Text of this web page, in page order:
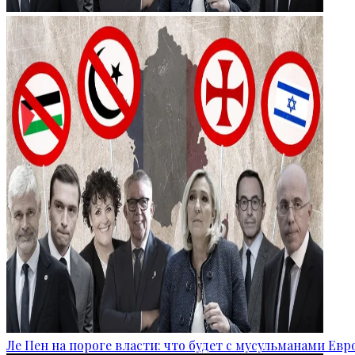
Ле Пен на пороге власти: что будет с мусульманами